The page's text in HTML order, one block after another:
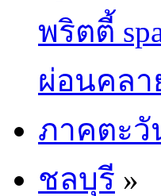
พริตตี้
ผ่อนคล
ภาคตะวั
ชลบุรี »